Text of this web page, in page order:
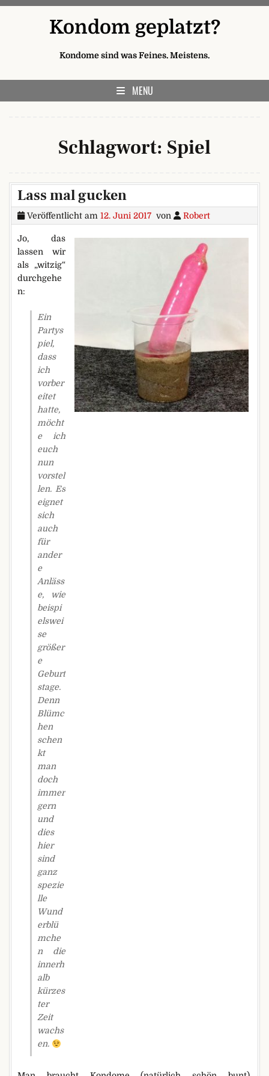
Kondom geplatzt?
Kondome sind was Feines. Meistens.
MENU
Schlagwort: Spiel
Lass mal gucken
Veröffentlicht am 12. Juni 2017 von Robert
Jo, das
lassen wir
als „witzig“
durchgehe
n:
Ein
Partys
piel,
dass
ich
vorber
eitet
hatte,
möcht
e ich
euch
nun
vorstel
len. Es
eignet
sich
auch
für
ander
e
Anläss
e, wie
beispi
elswei
se
größer
e
Geburt
stage.
Denn
Blümc
hen
schen
kt
man
doch
immer
gern
und
dies
hier
sind
ganz
spezie
lle
Wund
erblü
mche
n die
innerh
alb
kürzes
ter
Zeit
wachs
en.